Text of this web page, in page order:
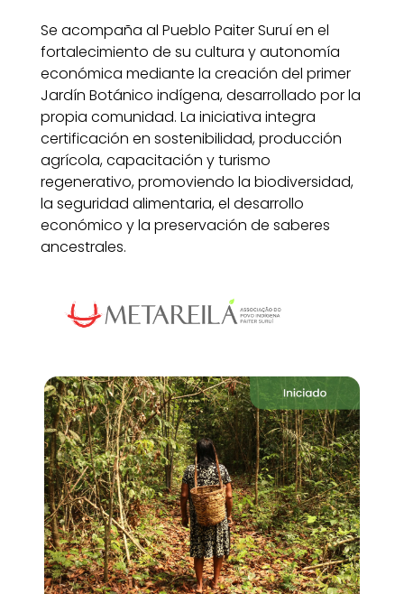
Se acompaña al Pueblo Paiter Suruí en el
fortalecimiento de su cultura y autonomía
económica mediante la creación del primer
Jardín Botánico indígena, desarrollado por la
propia comunidad. La iniciativa integra
certificación en sostenibilidad, producción
agrícola, capacitación y turismo
regenerativo, promoviendo la biodiversidad,
la seguridad alimentaria, el desarrollo
económico y la preservación de saberes
ancestrales.